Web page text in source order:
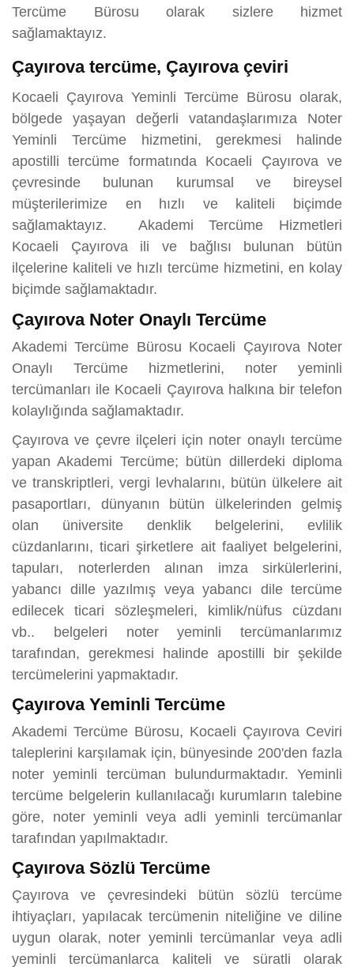
Tercüme Bürosu olarak sizlere hizmet
sağlamaktayız.
Çayırova tercüme, Çayırova çeviri
Kocaeli Çayırova Yeminli Tercüme Bürosu olarak,
bölgede yaşayan değerli vatandaşlarımıza Noter
Yeminli Tercüme hizmetini, gerekmesi halinde
apostilli tercüme formatında Kocaeli Çayırova ve
çevresinde bulunan kurumsal ve bireysel
müşterilerimize en hızlı ve kaliteli biçimde
sağlamaktayız. Akademi Tercüme Hizmetleri
Kocaeli Çayırova ili ve bağlısı bulunan bütün
ilçelerine kaliteli ve hızlı tercüme hizmetini, en kolay
biçimde sağlamaktadır.
Çayırova Noter Onaylı Tercüme
Akademi Tercüme Bürosu Kocaeli Çayırova Noter
Onaylı Tercüme hizmetlerini, noter yeminli
tercümanları ile Kocaeli Çayırova halkına bir telefon
kolaylığında sağlamaktadır.
Çayırova ve çevre ilçeleri için noter onaylı tercüme
yapan Akademi Tercüme; bütün dillerdeki diploma
ve transkriptleri, vergi levhalarını, bütün ülkelere ait
pasaportları, dünyanın bütün ülkelerinden gelmiş
olan üniversite denklik belgelerini, evlilik
cüzdanlarını, ticari şirketlere ait faaliyet belgelerini,
tapuları, noterlerden alınan imza sirkülerlerini,
yabancı dille yazılmış veya yabancı dile tercüme
edilecek ticari sözleşmeleri, kimlik/nüfus cüzdanı
vb.. belgeleri noter yeminli tercümanlarımız
tarafından, gerekmesi halinde apostilli bir şekilde
tercümelerini yapmaktadır.
Çayırova Yeminli Tercüme
Akademi Tercüme Bürosu, Kocaeli Çayırova Ceviri
taleplerini karşılamak için, bünyesinde 200'den fazla
noter yeminli tercüman bulundurmaktadır. Yeminli
tercüme belgelerin kullanılacağı kurumların talebine
göre, noter yeminli veya adli yeminli tercümanlar
tarafından yapılmaktadır.
Çayırova Sözlü Tercüme
Çayırova ve çevresindeki bütün sözlü tercüme
ihtiyaçları, yapılacak tercümenin niteliğine ve diline
uygun olarak, noter yeminli tercümanlar veya adli
yeminli tercümanlarca kaliteli ve süratli olarak